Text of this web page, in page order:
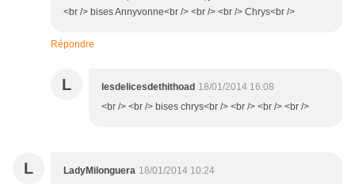
<br /> bises Annyvonne<br /> <br /> <br /> Chrys<br />
Répondre
L lesdelicesdethithoad 18/01/2014 16:08
<br /> <br /> bises chrys<br /> <br /> <br /> <br />
L LadyMilonguera 18/01/2014 10:24